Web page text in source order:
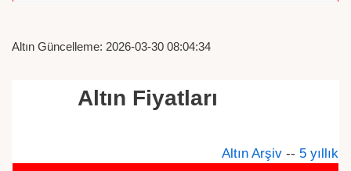
Altın Güncelleme: 2026-03-30 08:04:34
Altın Fiyatları
Altın Arşiv -- 5 yıllık